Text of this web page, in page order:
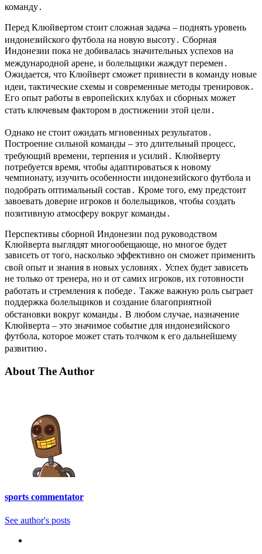
команду․
Перед Клюйвертом стоит сложная задача – поднять уровень
индонезийского футбола на новую высоту․ Сборная
Индонезии пока не добивалась значительных успехов на
международной арене, и болельщики жаждут перемен․
Ожидается, что Клюйверт сможет привнести в команду новые
идеи, тактические схемы и современные методы тренировок․
Его опыт работы в европейских клубах и сборных может
стать ключевым фактором в достижении этой цели․
Однако не стоит ожидать мгновенных результатов․
Построение сильной команды – это длительный процесс,
требующий времени, терпения и усилий․ Клюйверту
потребуется время, чтобы адаптироваться к новому
чемпионату, изучить особенности индонезийского футбола и
подобрать оптимальный состав․ Кроме того, ему предстоит
завоевать доверие игроков и болельщиков, чтобы создать
позитивную атмосферу вокруг команды․
Перспективы сборной Индонезии под руководством
Клюйверта выглядят многообещающе, но многое будет
зависеть от того, насколько эффективно он сможет применить
свой опыт и знания в новых условиях․ Успех будет зависеть
не только от тренера, но и от самих игроков, их готовности
работать и стремления к победе․ Также важную роль сыграет
поддержка болельщиков и создание благоприятной
обстановки вокруг команды․ В любом случае, назначение
Клюйверта – это значимое событие для индонезийского
футбола, которое может стать толчком к его дальнейшему
развитию․
About The Author
sports commentator
See author's posts